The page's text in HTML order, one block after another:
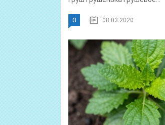
0 08.03.2020